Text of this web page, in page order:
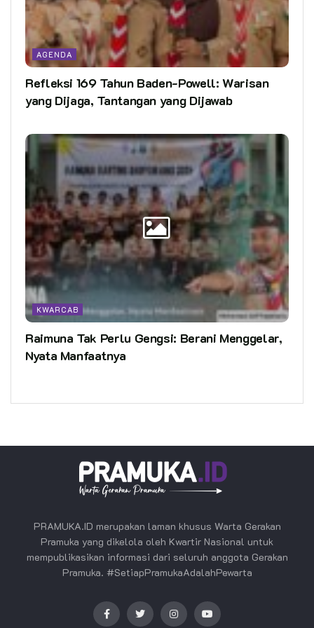
AGENDA
Refleksi 169 Tahun Baden-Powell: Warisan
yang Dijaga, Tantangan yang Dijawab
KWARCAB
Raimuna Tak Perlu Gengsi: Berani Menggelar,
Nyata Manfaatnya
PRAMUKA.ID merupakan laman khusus Warta Gerakan
Pramuka yang dikelola oleh Kwartir Nasional untuk
mempublikasikan informasi dari seluruh anggota Gerakan
Pramuka. #SetiapPramukaAdalahPewarta